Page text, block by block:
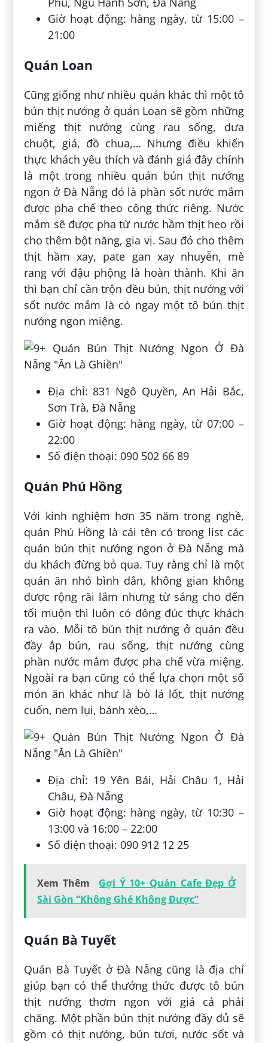
Giờ hoạt động: hàng ngày, từ 15:00 –
21:00
Quán Loan
Cũng giống như nhiều quán khác thì một tô
bún thịt nướng ở quán Loan sẽ gồm những
miếng thịt nướng cùng rau sống, dưa
chuột, giá, đồ chua,… Nhưng điều khiến
thực khách yêu thích và đánh giá đây chính
là một trong nhiều quán bún thịt nướng
ngon ở Đà Nẵng đó là phần sốt nước mắm
được pha chế theo công thức riêng. Nước
mắm sẽ được pha từ nước hầm thịt heo rồi
cho thêm bột năng, gia vị. Sau đó cho thêm
thịt hầm xay, pate gan xay nhuyễn, mè
rang với đậu phộng là hoàn thành. Khi ăn
thì bạn chỉ cần trộn đều bún, thịt nướng với
sốt nước mắm là có ngay một tô bún thịt
nướng ngon miệng.
Địa chỉ: 831 Ngô Quyền, An Hải Bắc,
Sơn Trà, Đà Nẵng
Giờ hoạt động: hàng ngày, từ 07:00 –
22:00
Số điện thoại: 090 502 66 89
Quán Phú Hồng
Với kinh nghiệm hơn 35 năm trong nghề,
quán Phú Hồng là cái tên có trong list các
quán bún thịt nướng ngon ở Đà Nẵng mà
du khách đừng bỏ qua. Tuy rằng chỉ là một
quán ăn nhỏ bình dân, không gian không
được rộng rãi lắm nhưng từ sáng cho đến
tối muộn thì luôn có đông đúc thực khách
ra vào. Mỗi tô bún thịt nướng ở quán đều
đầy ắp bún, rau sống, thịt nướng cùng
phần nước mắm được pha chế vừa miệng.
Ngoài ra bạn cũng có thể lựa chọn một số
món ăn khác như là bò lá lốt, thịt nướng
cuốn, nem lụi, bánh xèo,…
Địa chỉ: 19 Yên Bái, Hải Châu 1, Hải
Châu, Đà Nẵng
Giờ hoạt động: hàng ngày, từ 10:30 –
13:00 và 16:00 – 22:00
Số điện thoại: 090 912 12 25
Xem Thêm
Gợi Ý 10+ Quán Cafe Đẹp Ở
Sài Gòn “Không Ghé Không Được”
Quán Bà Tuyết
Quán Bà Tuyết ở Đà Nẵng cũng là địa chỉ
giúp bạn có thể thưởng thức được tô bún
thịt nướng thơm ngon với giá cả phải
chăng. Một phần bún thịt nướng đầy đủ sẽ
gồm có thịt nướng, bún tươi, nước sốt và